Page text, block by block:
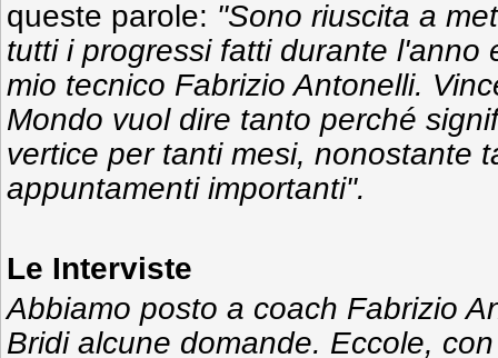
queste parole: "Sono riuscita a
tutti i progressi fatti durante l'anno
mio tecnico Fabrizio Antonelli.
Mondo vuol dire tanto perché
vertice per tanti mesi, nonostante
appuntamenti importanti".
Le Interviste
Abbiamo posto a coach Fabrizio
Bridi alcune domande. Eccole,